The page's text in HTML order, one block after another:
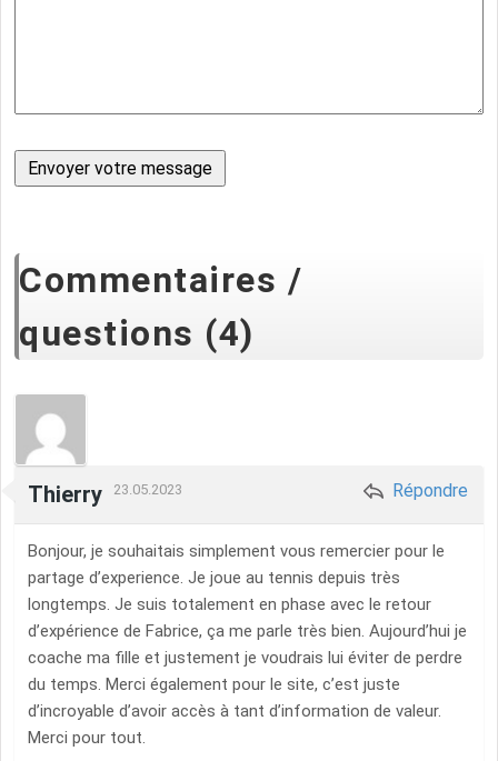
Commentaires /
questions (4)
Thierry 23.05.2023 Répondre
Bonjour, je souhaitais simplement vous remercier pour le
partage d’experience. Je joue au tennis depuis très
longtemps. Je suis totalement en phase avec le retour
d’expérience de Fabrice, ça me parle très bien. Aujourd’hui je
coache ma fille et justement je voudrais lui éviter de perdre
du temps. Merci également pour le site, c’est juste
d’incroyable d’avoir accès à tant d’information de valeur.
Merci pour tout.